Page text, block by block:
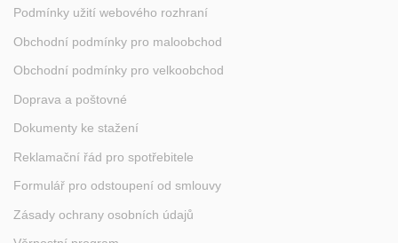
Podmínky užití webového rozhraní
Obchodní podmínky pro maloobchod
Obchodní podmínky pro velkoobchod
Doprava a poštovné
Dokumenty ke stažení
Reklamační řád pro spotřebitele
Formulář pro odstoupení od smlouvy
Zásady ochrany osobních údajů